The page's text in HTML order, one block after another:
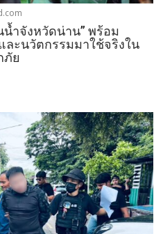
ำจังหวัดน่าน” พร้อม
ะนวัตกรรมมาใช้จริงใน
ภัย